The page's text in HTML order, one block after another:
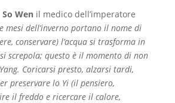
So Wenil medico dell’imperatore
mesi dell’inverno portano il nome di
conservare) l’acqua si trasforma in
screpola; questo è il momento di non
Coricarsi presto, alzarsi tardi,
preservare lo Yi (il pensiero,
il freddo e ricercare il calore,